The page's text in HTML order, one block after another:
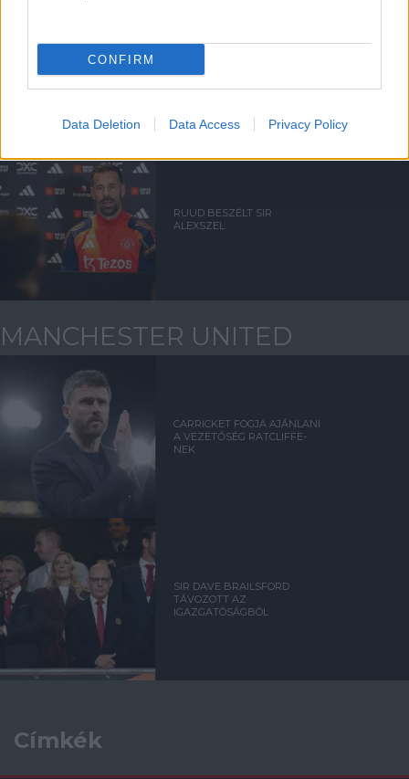
CONFIRM
Data Deletion Data Access Privacy Policy
AMORIM ELISMERTE,
RUUD BESZÉLT SIR
ALEXSZEL
MANCHESTER UNITED
CARRICKET FOGJA AJÁNLANI
A VEZETŐSÉG RATCLIFFE-
NEK
SIR DAVE BRAILSFORD
TÁVOZOTT AZ
IGAZGATÓSÁGBÓL
Címkék